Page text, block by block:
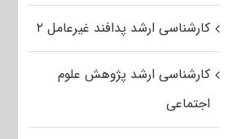
کارشناسی ارشد پدافند غیرعامل ۲
کارشناسی ارشد پژوهش علوم
اجتماعی